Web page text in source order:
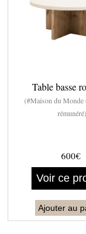
Table basse
(#Maison du Monde
rémunéré)
600€
Voir ce
Ajouter au